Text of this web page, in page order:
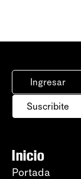
Ingresar
Suscribite
Inicio
Portada